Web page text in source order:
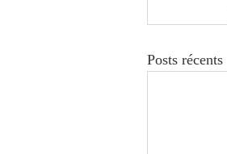
Posts récents